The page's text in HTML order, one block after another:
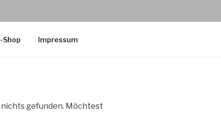
Impressum
nichts gefunden. Möchtest